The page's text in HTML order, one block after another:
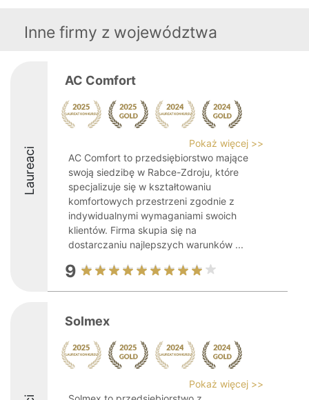
Inne firmy z województwa
Laureaci
AC Comfort
Pokaż więcej >>
AC Comfort to przedsiębiorstwo mające
swoją siedzibę w Rabce-Zdroju, które
specjalizuje się w kształtowaniu
komfortowych przestrzeni zgodnie z
indywidualnymi wymaganiami swoich
klientów. Firma skupia się na
dostarczaniu najlepszych warunków ...
9
Solmex
Pokaż więcej >>